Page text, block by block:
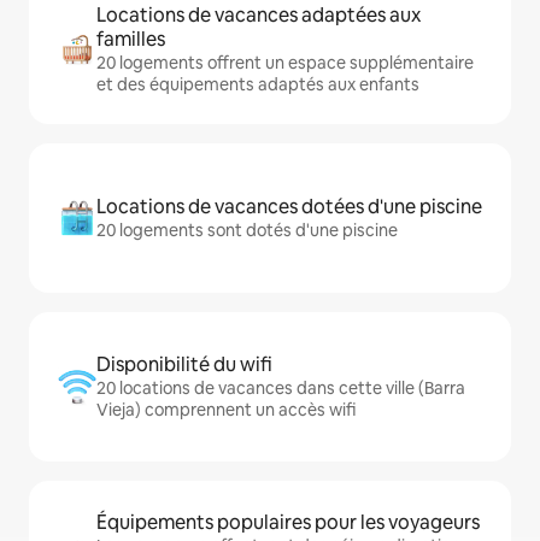
Locations de vacances adaptées aux
familles
20 logements offrent un espace supplémentaire
et des équipements adaptés aux enfants
Locations de vacances dotées d'une piscine
20 logements sont dotés d'une piscine
Disponibilité du wifi
20 locations de vacances dans cette ville (Barra
Vieja) comprennent un accès wifi
Équipements populaires pour les voyageurs